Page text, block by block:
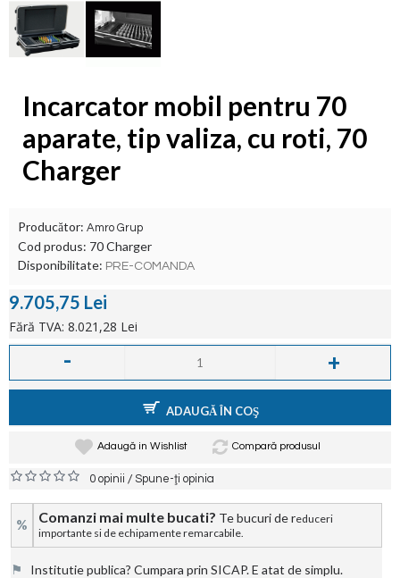
Incarcator mobil pentru 70
aparate, tip valiza, cu roti, 70
Charger
Producător: Amro Grup
Cod produs: 70 Charger
Disponibilitate: PRE-COMANDA
9.705,75 Lei
Fără TVA: 8.021,28 Lei
- +
ADAUGĂ ÎN COŞ
Adaugă in Wishlist Compară produsul
0 opinii /Spune-ţi opinia
% Comanzi mai multe bucati? Te bucuri de reduceri
importante si de echipamente remarcabile.
⚑ Institutie publica? Cumpara prin SICAP. E atat de simplu.